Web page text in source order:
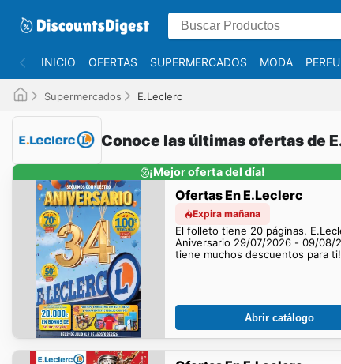
INICIO OFERTAS SUPERMERCADOS MODA
Supermercados E.Leclerc
Conoce las últimas ofertas de
¡Mejor oferta del día!
Ofertas En E.Leclerc
Expira mañana
El folleto tiene 20 páginas.
Aniversario 29/07/2026 - 09/08/
tiene muchos descuentos para ti!
Abrir catálogo